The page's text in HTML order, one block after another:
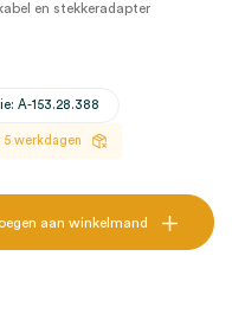
en stekkeradapter
A-153.28.388
werkdagen
aan winkelmand